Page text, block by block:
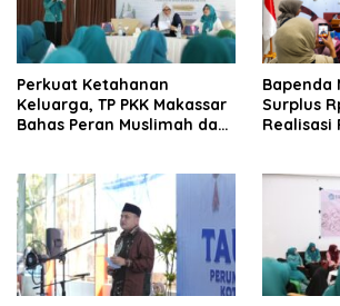
Perkuat Ketahanan
Keluarga, TP PKK Makassar
Bahas Peran Muslimah dan
Bapenda
Surplus
Realisasi